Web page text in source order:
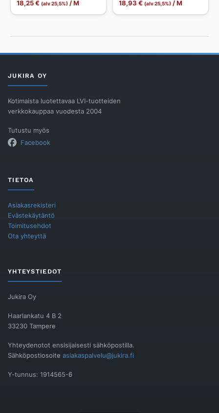
18,25 € (alv 25,5%)/ M 18,93 € (alv 25,5%) / M
JUKIRA OY
Kotimaista luotettavaa LVI-tuotteiden
verkkokauppaa vuodesta 2004
Tutustu myös
Facebook
TIETOA
Asiakasrekisteri
Evästekäytäntö
Toimitusehdot
Ota yhteyttä
YHTEYSTIEDOT
Jukira Oy
Haarlankatu 4 B 2
33230 Tampere
Yhteydenotot ensisijaisesti sähköpostilla.
Sähköpostiosoite asiakaspalvelu@jukira.fi
Y-tunnus: 1914565-6